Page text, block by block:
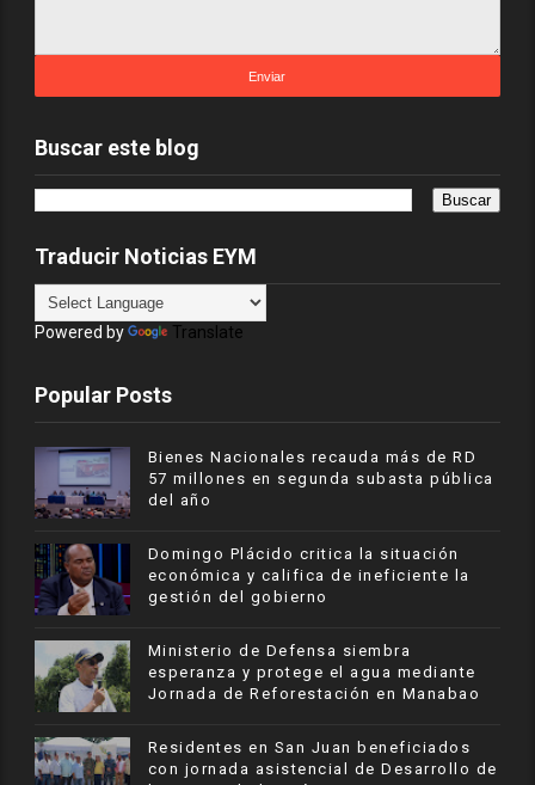
Buscar este blog
Traducir Noticias EYM
Powered by Translate
Popular Posts
Bienes Nacionales recauda más de RD
57 millones en segunda subasta pública
del año
​Domingo Plácido critica la situación
económica y califica de ineficiente la
gestión del gobierno
Ministerio de Defensa siembra
esperanza y protege el agua mediante
Jornada de Reforestación en Manabao
Residentes en San Juan beneficiados
con jornada asistencial de Desarrollo de